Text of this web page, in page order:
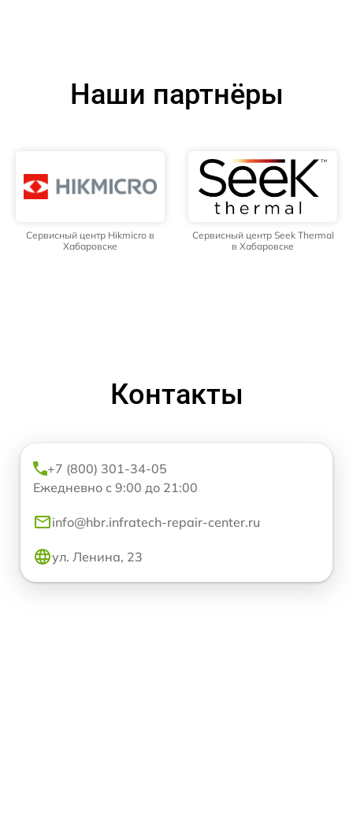
Наши партнёры
Сервисный центр Hikmicro в
Хабаровске
Сервисный центр Seek Thermal
в Хабаровске
Контакты
+7 (800) 301-34-05
Ежедневно с 9:00 до 21:00
info@hbr.infratech-repair-center.ru
ул. Ленина, 23